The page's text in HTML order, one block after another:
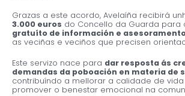
Grazas a este acordo, Avelaíña recibirá
3.000 euros do Concello da Guarda para
gratuíto de información e
as veciñas e veciños que precisen
Este servizo nace para dar resposta ás
demandas da poboación en materia de
contribuíndo a mellorar a calidade de
promover o benestar emocional na